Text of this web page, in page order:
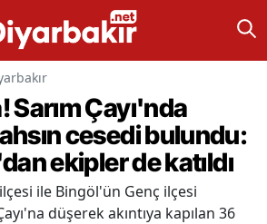
Sarım Çayı'nda
cesedi bulundu:
ekipler de katıldı
ile Bingöl'ün Genç ilçesi
düşerek akıntıya kapılan 36